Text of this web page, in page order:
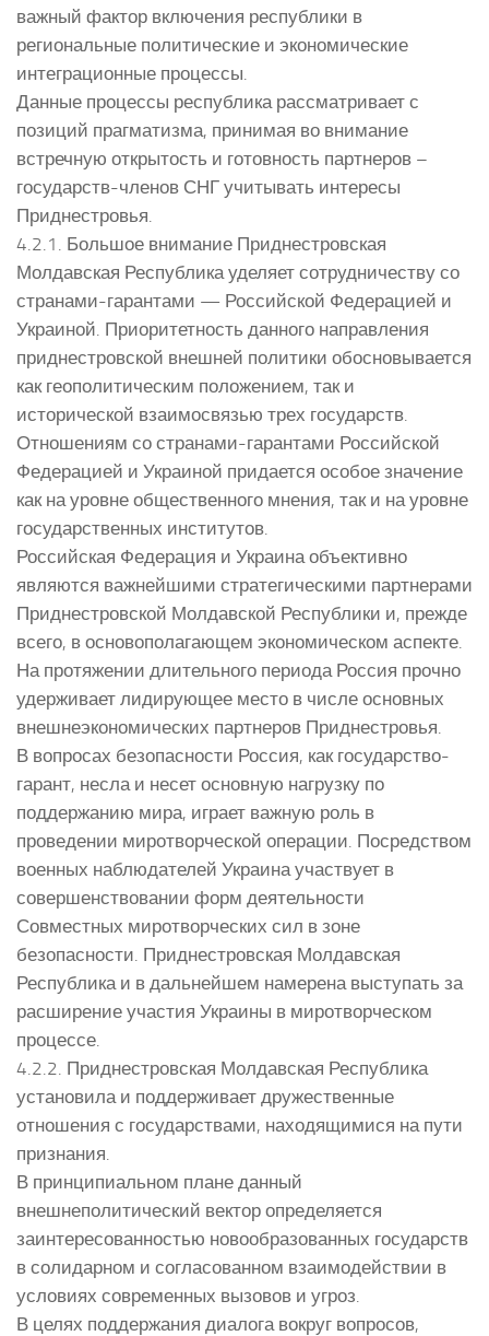
важный фактор включения республики в
региональные политические и экономические
интеграционные процессы.
Данные процессы республика рассматривает с
позиций прагматизма, принимая во внимание
встречную открытость и готовность партнеров –
государств-членов СНГ учитывать интересы
Приднестровья.
4.2.1. Большое внимание Приднестровская
Молдавская Республика уделяет сотрудничеству со
странами-гарантами — Российской Федерацией и
Украиной. Приоритетность данного направления
приднестровской внешней политики обосновывается
как геополитическим положением, так и
исторической взаимосвязью трех государств.
Отношениям со странами-гарантами Российской
Федерацией и Украиной придается особое значение
как на уровне общественного мнения, так и на уровне
государственных институтов.
Российская Федерация и Украина объективно
являются важнейшими стратегическими партнерами
Приднестровской Молдавской Республики и, прежде
всего, в основополагающем экономическом аспекте.
На протяжении длительного периода Россия прочно
удерживает лидирующее место в числе основных
внешнеэкономических партнеров Приднестровья.
В вопросах безопасности Россия, как государство-
гарант, несла и несет основную нагрузку по
поддержанию мира, играет важную роль в
проведении миротворческой операции. Посредством
военных наблюдателей Украина участвует в
совершенствовании форм деятельности
Совместных миротворческих сил в зоне
безопасности. Приднестровская Молдавская
Республика и в дальнейшем намерена выступать за
расширение участия Украины в миротворческом
процессе.
4.2.2. Приднестровская Молдавская Республика
установила и поддерживает дружественные
отношения с государствами, находящимися на пути
признания.
В принципиальном плане данный
внешнеполитический вектор определяется
заинтересованностью новообразованных государств
в солидарном и согласованном взаимодействии в
условиях современных вызовов и угроз.
В целях поддержания диалога вокруг вопросов,